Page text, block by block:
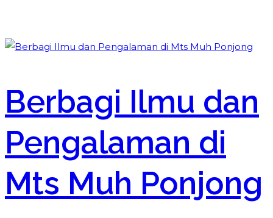
Berbagi Ilmu dan
Pengalaman di
Mts Muh Ponjong